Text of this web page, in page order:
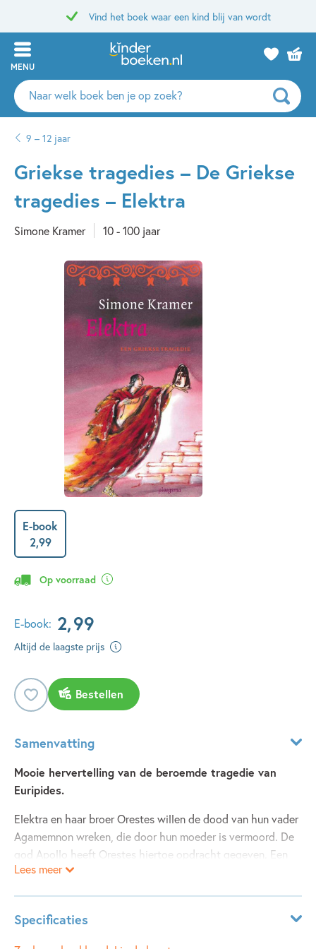
Vind het boek waar een kind blij van wordt
MENU
Zoeken
naar
auteurs
uitgevers
9 – 12 jaar
Griekse tragedies – De Griekse
tragedies – Elektra
Simone Kramer 10 - 100 jaar
E-book
2,99
Op voorraad
E-book: 2,99
Altijd de laagste prijs
Bestellen
Samenvatting
Mooie hervertelling van de beroemde tragedie van
Euripides.
Elektra en haar broer Orestes willen de dood van hun vader
Agamemnon wreken, die door hun moeder is vermoord. De
god Apollo heeft Orestes hiertoe opdracht gegeven. Een
verhaal naar de bekende tragedie van Euripides, aangevuld
'De auteur vertelt de bekende tragedies van de Griekse
Lees meer
Specificaties